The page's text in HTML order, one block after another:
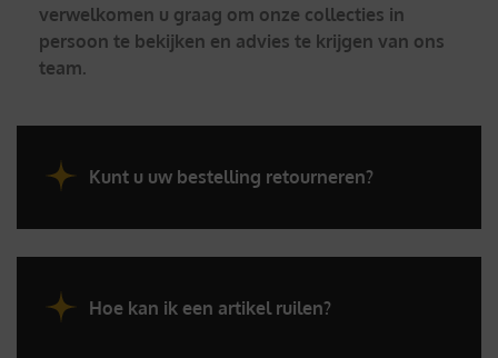
verwelkomen u graag om onze collecties in
persoon te bekijken en advies te krijgen van ons
team.
Kunt u uw bestelling retourneren?
Hoe kan ik een artikel ruilen?